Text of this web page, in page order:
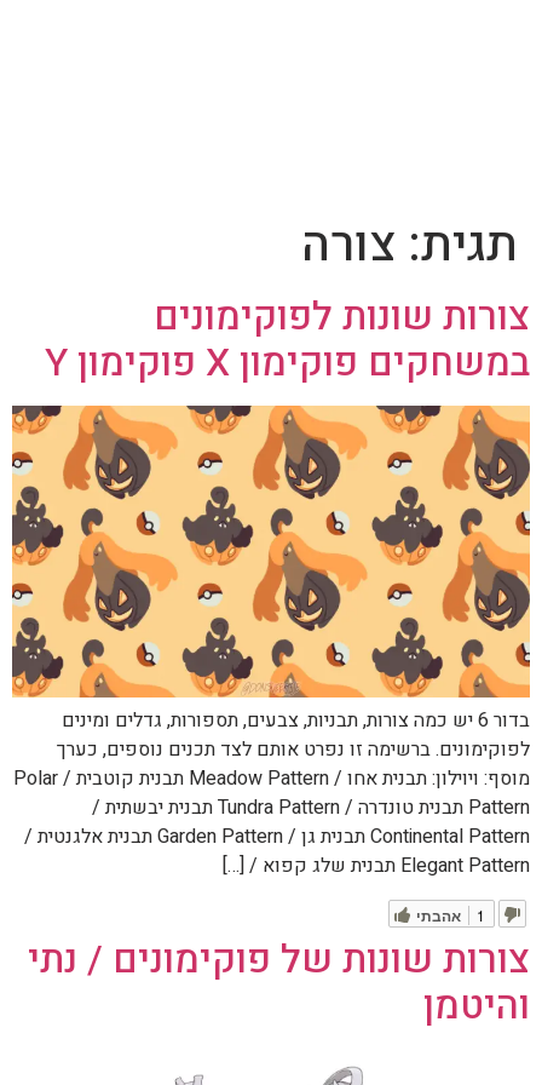
תגית: צורה
צורות שונות לפוקימונים
במשחקים פוקימון X פוקימון Y
בדור 6 יש כמה צורות, תבניות, צבעים, תספורות, גדלים ומינים
לפוקימונים. ברשימה זו נפרט אותם לצד תכנים נוספים, כערך
מוסף: ויוילון: תבנית אחו / Meadow Pattern תבנית קוטבית / Polar
Pattern תבנית טונדרה / Tundra Pattern תבנית יבשתית /
Continental Pattern תבנית גן / Garden Pattern תבנית אלגנטית /
Elegant Pattern תבנית שלג קפוא / […]
אהבתי 1
צורות שונות של פוקימונים / נתי
והיטמן